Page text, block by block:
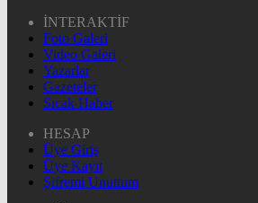
İNTERAKTİF
Foto Galeri
Video Galeri
Yazarlar
Gazeteler
Sıcak Haber
HESAP
Üye Giriş
Üye Kayıt
Şifremi Unuttum